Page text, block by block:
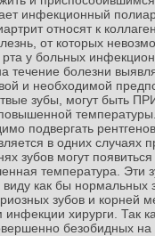
инфекционный
относят к
от которых
у больных
течение болезни
и необходимой
зубы, могут быть
подвергать
в одних
зубов могут
температура. Эти
виду как бы
зубов и корней
хирурги. Так
безобидных